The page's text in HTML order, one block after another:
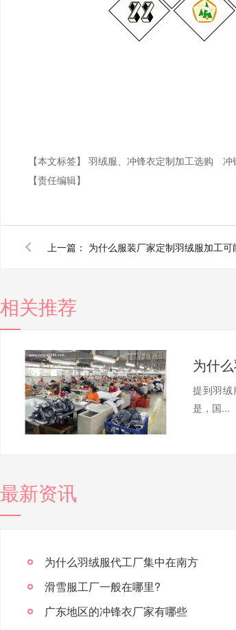
【本文标签】 羽绒服、冲锋衣定制加工选购 冲
【责任编辑】
上一篇：
相关推荐
为什
提到羽绒
是，国...
最新资讯
为什么羽绒服代工厂集中在南方
滑雪服工厂一般在哪里?
广东地区的冲锋衣厂家有哪些